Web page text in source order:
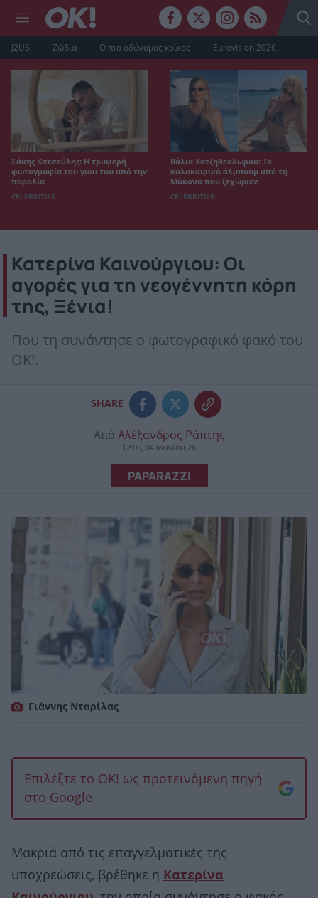
J2US Ζώδια Ο πιο αδύναμος κρίκος Eurovision 2026
Σάκης Κατσούλης: Η τρυφερή
φωτογραφία του γιου του από την
παραλία
CELEBRITIES
Βάλια Χατζηθεοδώρου: Το
καλοκαιρινό άλμπουμ από τη
Μύκονο που ξεχώρισε
CELEBRITIES
Κατερίνα Καινούργιου: Οι
αγορές για τη νεογέννητη κόρη
της, Ξένια!
Που τη συνάντησε ο φωτογραφικό φακό του
ΟΚ!.
SHARE
Από Αλέξανδρος Ράπτης
12:00, 04 Ιουνίου 26
PAPARAZZI
Γιάννης Νταρίλας
Επιλέξτε το OK! ως προτεινόμενη πηγή
στο Google
Μακριά από τις επαγγελματικές της
υποχρεώσεις, βρέθηκε η Κατερίνα